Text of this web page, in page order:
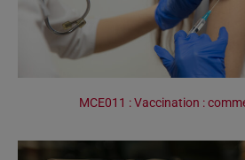
MCE011 : Vaccination :